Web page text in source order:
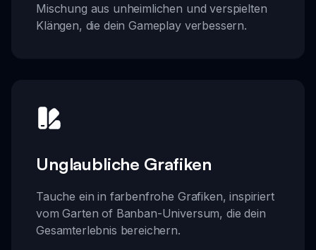
Mischung aus unheimlichen und verspielten
Klängen, die dein Gameplay verbessern.
Unglaubliche Grafiken
Tauche ein in farbenfrohe Grafiken, inspiriert
vom Garten of Banban-Universum, die dein
Gesamterlebnis bereichern.